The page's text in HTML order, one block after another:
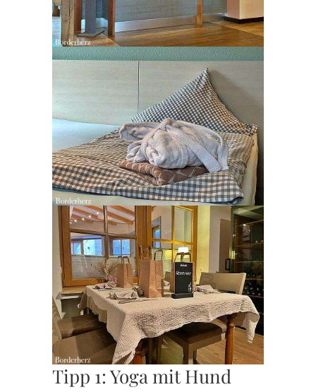
Tipp 1: Yoga mit Hund